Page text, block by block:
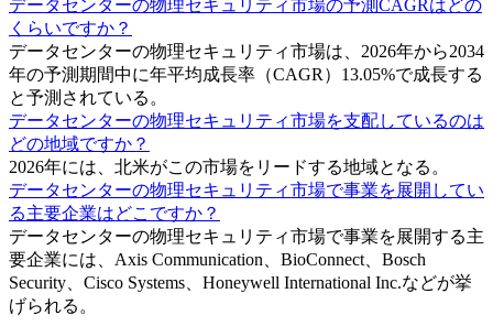
データセンターの物理セキュリティ市場の予測CAGRはどの
くらいですか？
データセンターの物理セキュリティ市場は、2026年から2034
年の予測期間中に年平均成長率（CAGR）13.05%で成長する
と予測されている。
データセンターの物理セキュリティ市場を支配しているのは
どの地域ですか？
2026年には、北米がこの市場をリードする地域となる。
データセンターの物理セキュリティ市場で事業を展開してい
る主要企業はどこですか？
データセンターの物理セキュリティ市場で事業を展開する主
要企業には、Axis Communication、BioConnect、Bosch
Security、Cisco Systems、Honeywell International Inc.などが挙
げられる。